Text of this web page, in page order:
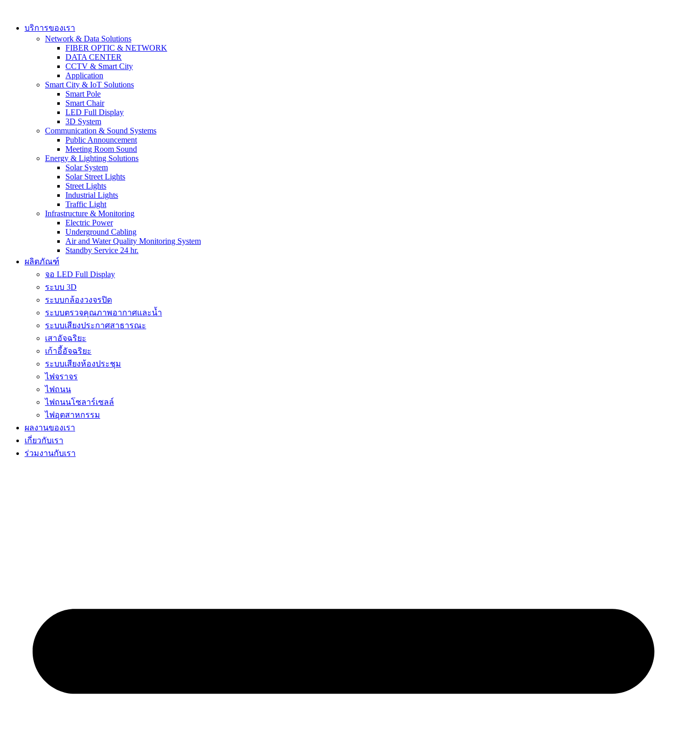
contentบริการของเรา
Network & Data Solutions
FIBER OPTIC & NETWORK​
DATA CENTER
CCTV & Smart City
Application
Smart City & IoT Solutions
Smart Pole
Smart Chair
LED Full Display
3D System
Communication & Sound Systems
Public Announcement
Meeting Room Sound
Energy & Lighting Solutions
Solar System
Solar Street Lights
Street Lights
Industrial Lights
Traffic Light
Infrastructure & Monitoring
Electric Power
Underground Cabling
Air and Water Quality Monitoring System
Standby Service 24 hr.
ผลิตภัณฑ์
จอ LED Full Display
ระบบ 3D
ระบบกล้องวงจรปิด
ระบบตรวจคุณภาพอากาศและน้ำ
ระบบเสียงประกาศสาธารณะ
เสาอัจฉริยะ
เก้าอี้อัจฉริยะ
ระบบเสียงห้องประชุม
ไฟจราจร
ไฟถนน
ไฟถนนโซลาร์เซลล์
ไฟอุตสาหกรรม
ผลงานของเรา
เกี่ยวกับเรา
ร่วมงานกับเรา